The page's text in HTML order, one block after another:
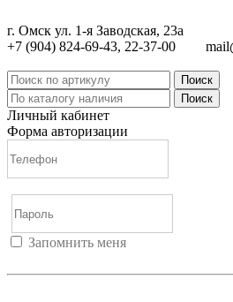
г. Омск ул. 1-я Заводская, 23а
+7 (904) 824-69-43, 22-37-00
Поиск
Поиск
Личный кабинет
Форма авторизации
Запомнить меня